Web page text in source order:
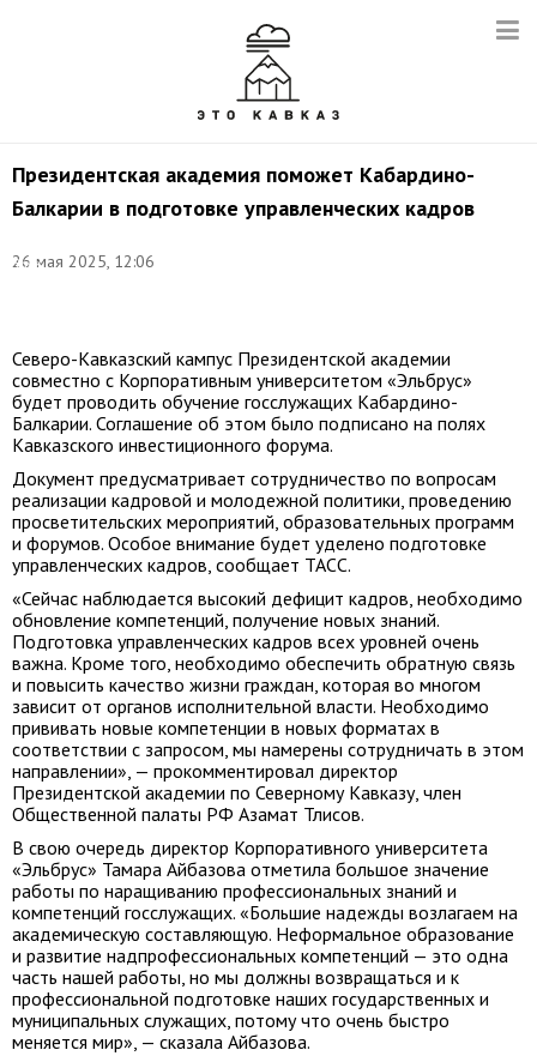
Президентская академия поможет Кабардино-
Балкарии в подготовке управленческих кадров
26 мая 2025, 12:06
Эрик
Северо-Кавказский кампус Президентской академии
совместно с Корпоративным университетом «Эльбрус»
будет проводить обучение госслужащих Кабардино-
Балкарии. Соглашение об этом было подписано на полях
Кавказского инвестиционного форума.
Документ предусматривает сотрудничество по вопросам
реализации кадровой и молодежной политики, проведению
просветительских мероприятий, образовательных программ
и форумов. Особое внимание будет уделено подготовке
управленческих кадров, сообщает ТАСС.
«Сейчас наблюдается высокий дефицит кадров, необходимо
обновление компетенций, получение новых знаний.
Подготовка управленческих кадров всех уровней очень
важна. Кроме того, необходимо обеспечить обратную связь
и повысить качество жизни граждан, которая во многом
зависит от органов исполнительной власти. Необходимо
прививать новые компетенции в новых форматах в
соответствии с запросом, мы намерены сотрудничать в этом
направлении», — прокомментировал директор
Президентской академии по Северному Кавказу, член
Общественной палаты РФ Азамат Тлисов.
В свою очередь директор Корпоративного университета
«Эльбрус» Тамара Айбазова отметила большое значение
работы по наращиванию профессиональных знаний и
компетенций госслужащих. «Большие надежды возлагаем на
академическую составляющую. Неформальное образование
и развитие надпрофессиональных компетенций — это одна
часть нашей работы, но мы должны возвращаться и к
профессиональной подготовке наших государственных и
муниципальных служащих, потому что очень быстро
меняется мир», — сказала Айбазова.